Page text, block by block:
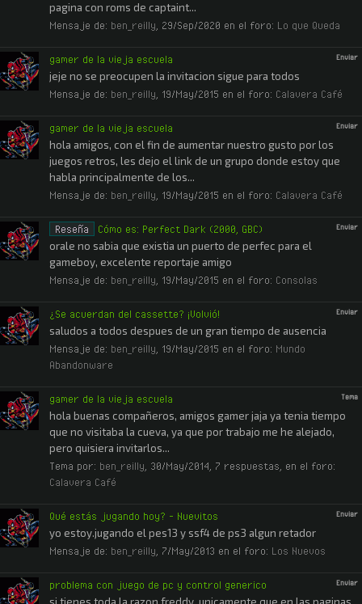
pagina con roms de captaint...
Mensaje de: ben_reilly 29/Sep/2020 en el foro: Lo que Queda
Enviar
gamer de la vieja escuela
jeje no se preocupen la invitacion sigue para todos
Mensaje de: ben_reilly 19/May/2015 en el foro: Calavera Café
Enviar
gamer de la vieja escuela
hola amigos, con el fin de aumentar nuestro gusto por los
juegos retros, les dejo el link de un grupo donde estoy que
habla principalmente de los...
Mensaje de: ben_reilly 19/May/2015 en el foro: Calavera Café
Enviar
Reseña
Cómo es: Perfect Dark (2000, GBC)
orale no sabia que existia un puerto de perfec para el
gameboy, excelente reportaje amigo
Mensaje de: ben_reilly 19/May/2015 en el foro: Consolas
Enviar
¿Se acuerdan del cassette? ¡Volvió!
saludos a todos despues de un gran tiempo de ausencia
Mensaje de: ben_reilly 19/May/2015 en el foro: Mundo
Abandonware
Tema
gamer de la vieja escuela
hola buenas compañeros, amigos gamer jaja ya tenia tiempo
que no visitaba la cueva, ya que por trabajo me he alejado,
pero quisiera invitarlos...
Tema por: ben_reilly 30/May/2014 , 7 respuestas, en el foro:
Calavera Café
Enviar
Qué estás jugando hoy? - Nuevitos
yo estoy.jugando el pes13 y ssf4 de ps3 algun retador
Mensaje de: ben_reilly 7/May/2013 en el foro: Los Nuevos
Enviar
problema con juego de pc y control generico